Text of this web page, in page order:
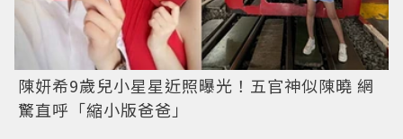
陳妍希9歲兒小星星近照曝光！五官神似陳曉 網
驚直呼「縮小版爸爸」